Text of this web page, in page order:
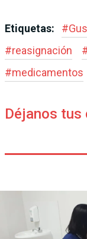
Etiquetas: #
#reasignación
#medicamentos
Déjanos tus